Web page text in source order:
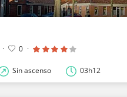
· 0 ·
Sin ascenso 03h12